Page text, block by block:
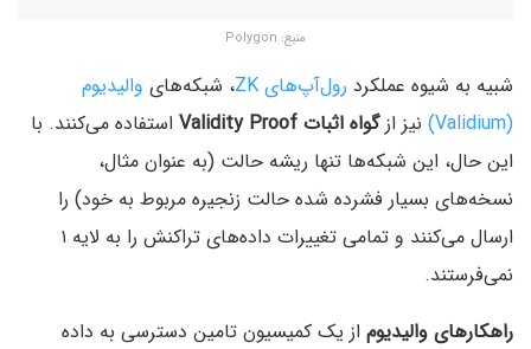
منبع: Polygon
شبیه به شیوه عملکرد رول‌آپ‌های ZK‌ ، شبکه‌های والیدیوم
(Validium‌)
نیز ازگواه اثبات Validity Proof
استفاده می‌کنند. با
این حال‌، این شبکه‌ها تنها ریشه حالت (به عنوان مثال‌،
نسخه‌های بسیار فشرده شده حالت زنجیره مربوط به خود‌) را
ارسال می‌کنند و تمامی تغییرات داده‌های تراکنش را به لایه ۱
نمی‌فرستند.
راهکار‌های والیدیوم از یک کمیسیون تامین دسترسی به داده